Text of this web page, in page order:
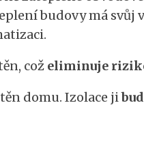
budovy má svůj
což eliminuje
domu. Izolace ji